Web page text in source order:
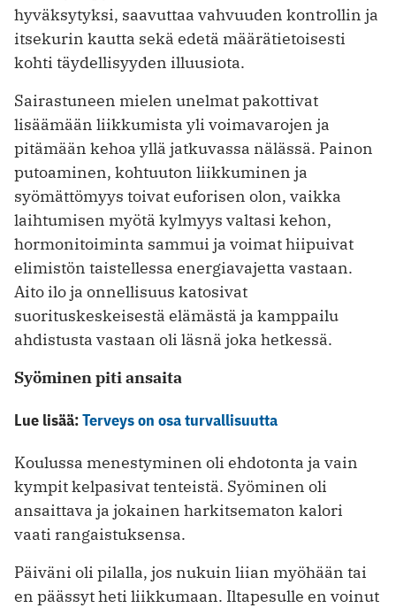
hyväksytyksi, saavuttaa vahvuuden kontrollin ja
itsekurin kautta ­sekä edetä määrätietoisesti
kohti täydellisyyden illuusiota.
Sairastuneen mielen unelmat pakottivat
lisäämään liikkumista yli voimavarojen ja
pitämään kehoa yllä jatkuvassa nälässä. Painon
putoaminen, kohtuuton liikkuminen ja
syömättömyys toivat euforisen olon, vaikka
laihtumisen myötä kylmyys valtasi kehon,
hormonitoiminta sammui ja voimat hiipuivat
elimistön taistellessa energia­vajetta vastaan.
Aito ilo ja onnellisuus katosivat
suorituskeskeisestä elämästä ja kamppailu
ahdistusta vastaan oli läsnä joka hetkessä.
Syöminen piti ansaita
Lue lisää:Terveys on osa turvallisuutta
Koulussa menestyminen oli ehdotonta ja vain
kympit kelpasivat tenteistä. Syöminen oli
ansaittava ja jokainen harkitsematon kalori
vaati rangaistuksensa.
Päiväni oli pilalla, jos nukuin liian myöhään tai
en päässyt heti liikkumaan. Iltapesulle en voinut